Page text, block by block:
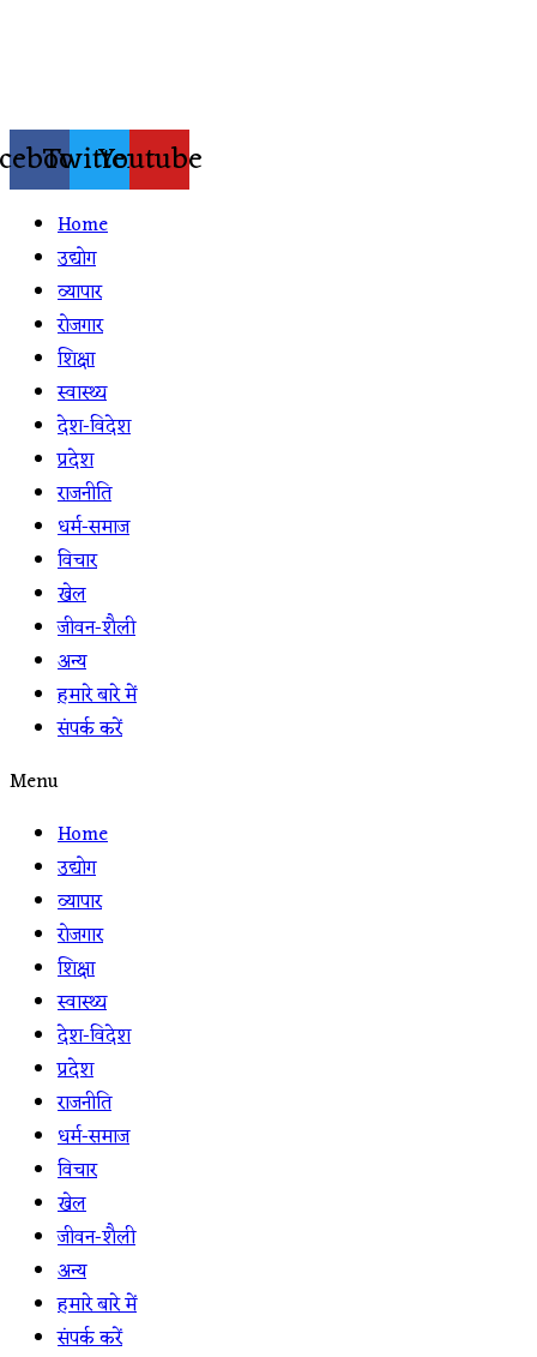
TwitterYoutube
Home
उद्योग
व्यापार
रोजगार
शिक्षा
स्वास्थ्य
देश-विदेश
प्रदेश
राजनीति
धर्म-समाज
विचार
खेल
जीवन-शैली
अन्य
हमारे बारे में
संपर्क करें
Menu
Home
उद्योग
व्यापार
रोजगार
शिक्षा
स्वास्थ्य
देश-विदेश
प्रदेश
राजनीति
धर्म-समाज
विचार
खेल
जीवन-शैली
अन्य
हमारे बारे में
संपर्क करें